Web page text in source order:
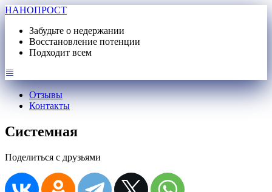
НАНОПРОСТ
Забудьте о недержании
Восстановление потенции
Подходит всем
Отзывы
Контакты
Системная
Поделиться с друзьями